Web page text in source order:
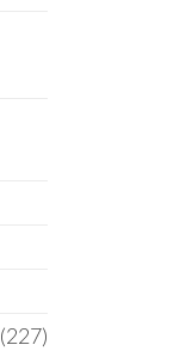
(227)